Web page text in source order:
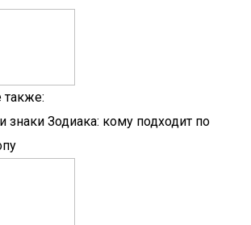
также:
знаки Зодиака: кому подходит по